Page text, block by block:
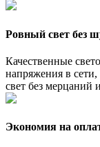
Ровный свет без
Качественные
напряжения в
свет без мерцаний
Экономия на